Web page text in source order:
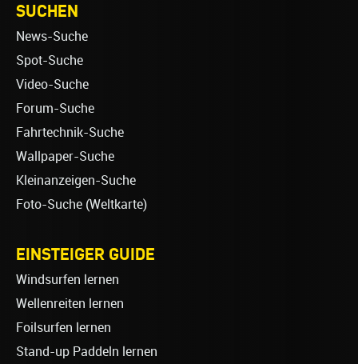
SUCHEN
News-Suche
Spot-Suche
Video-Suche
Forum-Suche
Fahrtechnik-Suche
Wallpaper-Suche
Kleinanzeigen-Suche
Foto-Suche (Weltkarte)
EINSTEIGER GUIDE
Windsurfen lernen
Wellenreiten lernen
Foilsurfen lernen
Stand-up Paddeln lernen